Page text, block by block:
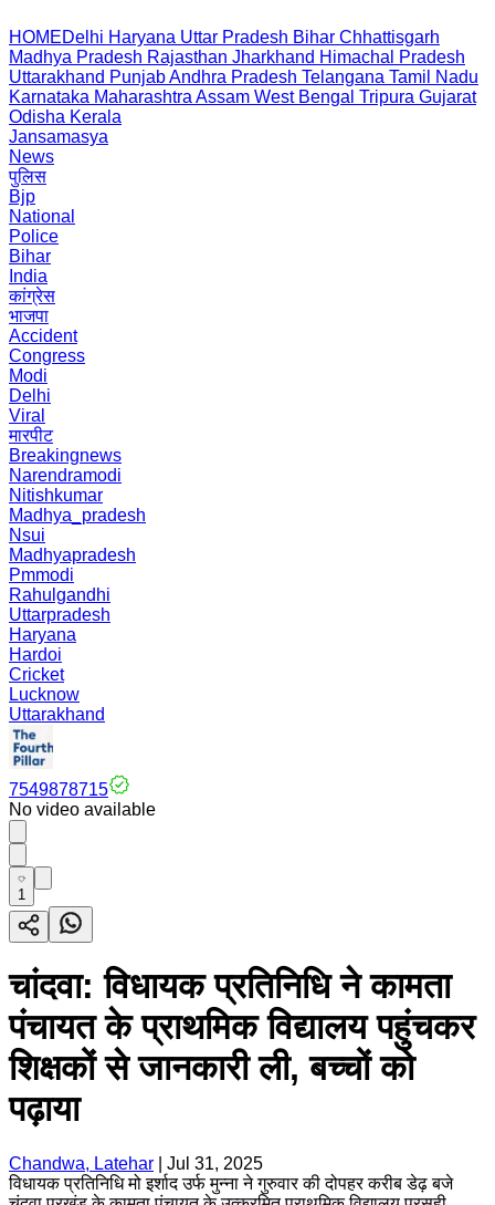
HOMEDelhi Haryana Uttar Pradesh Bihar Chhattisgarh
Madhya Pradesh Rajasthan Jharkhand Himachal Pradesh
Uttarakhand PunjabAndhra Pradesh Telangana Tamil Nadu
Karnataka Maharashtra Assam West Bengal Tripura Gujarat
Odisha Kerala
Jansamasya
News
पुलिस
Bjp
National
Police
Bihar
India
कांग्रेस
भाजपा
Accident
Congress
Modi
Delhi
Viral
मारपीट
Breakingnews
Narendramodi
Nitishkumar
Madhya_pradesh
Nsui
Madhyapradesh
Pmmodi
Rahulgandhi
Uttarpradesh
Haryana
Hardoi
Cricket
Lucknow
Uttarakhand
7549878715
No video available
1
चांदवा: विधायक प्रतिनिधि ने कामता
पंचायत के प्राथमिक विद्यालय पहुंचकर
शिक्षकों से जानकारी ली, बच्चों को
पढ़ाया
Chandwa, Latehar
Jul 31, 2025
विधायक प्रतिनिधि मो इर्शाद उर्फ मुन्ना ने गुरुवार की दोपहर करीब डेढ़ बजे